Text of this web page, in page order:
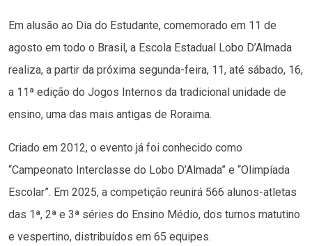
Em alusão ao Dia do Estudante, comemorado em 11 de
agosto em todo o Brasil, a Escola Estadual Lobo D’Almada
realiza, a partir da próxima segunda-feira, 11, até sábado, 16,
a 11ª edição do Jogos Internos da tradicional unidade de
ensino, uma das mais antigas de Roraima.
Criado em 2012, o evento já foi conhecido como
“Campeonato Interclasse do Lobo D’Almada” e “Olimpíada
Escolar”. Em 2025, a competição reunirá 566 alunos-atletas
das 1ª, 2ª e 3ª séries do Ensino Médio, dos turnos matutino
e vespertino, distribuídos em 65 equipes.